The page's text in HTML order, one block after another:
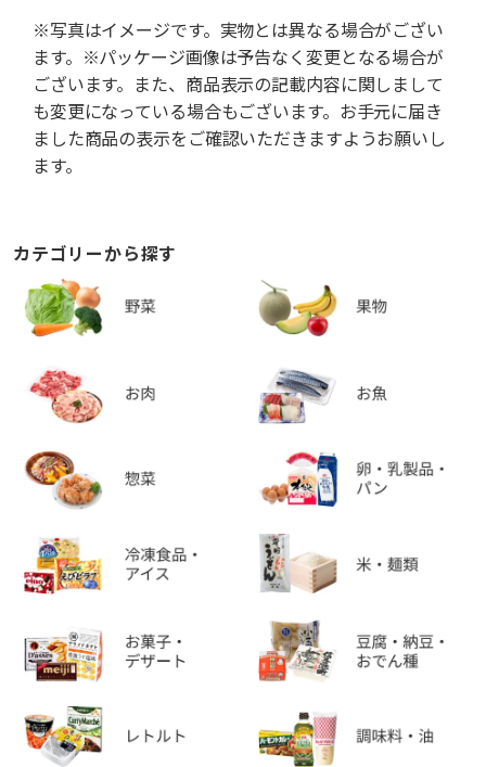
※写真はイメージです。実物とは異なる場合がござい
ます。※パッケージ画像は予告なく変更となる場合が
ございます。また、商品表示の記載内容に関しまして
も変更になっている場合もございます。お手元に届き
ました商品の表示をご確認いただきますようお願いし
ます。
カテゴリーから探す